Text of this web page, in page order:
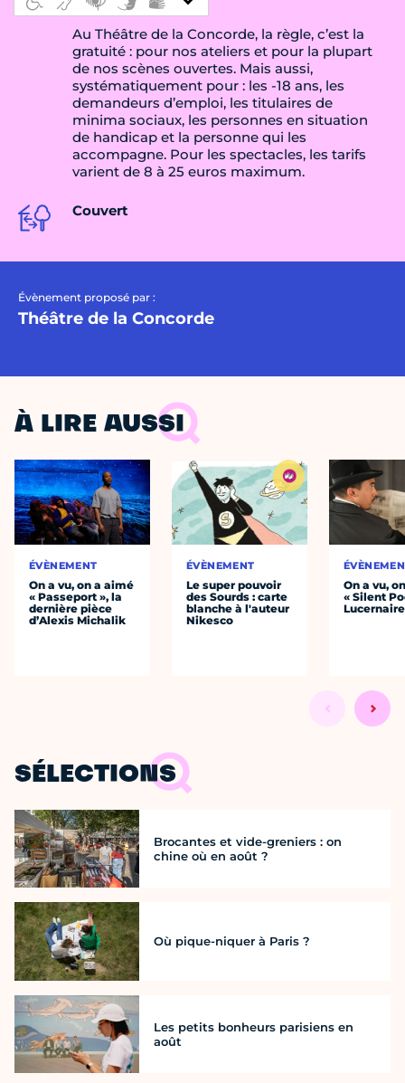
Au Théâtre de la Concorde, la règle, c’est la
gratuité : pour nos ateliers et pour la plupart
de nos scènes ouvertes. Mais aussi,
systématiquement pour : les -18 ans, les
demandeurs d’emploi, les titulaires de
minima sociaux, les personnes en situation
de handicap et la personne qui les
accompagne. Pour les spectacles, les tarifs
varient de 8 à 25 euros maximum.
Couvert
Évènement proposé par :
Théâtre de la Concorde
À LIRE AUSSI
ÉVÈNEMENT
On a vu, on a aimé
« Passeport », la
dernière pièce
d’Alexis Michalik
ÉVÈNEMENT
Le super pouvoir
des Sourds : carte
blanche à l'auteur
Nikesco
On a vu,
« Silent
Lucernaire
SÉLECTIONS
Brocantes et vide-greniers : on
chine où en août ?
Où pique-niquer à Paris ?
Les petits bonheurs parisiens en
août